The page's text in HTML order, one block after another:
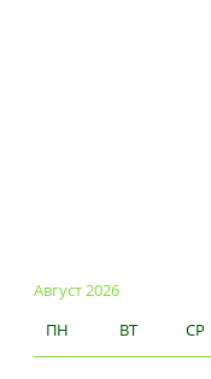
Август 2026
ПН
ВТ СР